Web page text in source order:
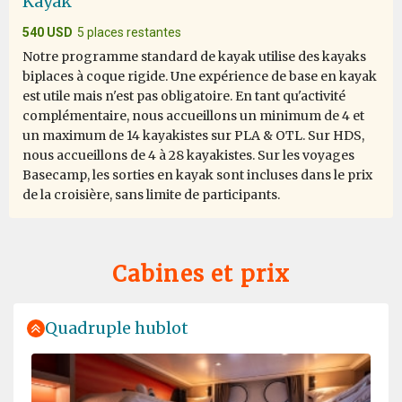
definitely the best in the business! My goal was to
witness a polar bear in the wild, and while I know
viewing wildlife can be hit or miss, the Oceanwide
Expedition team delivered us a once in a lifetime
experience, thanks to the skillful eyes and the team's
determination. How anyone could spot a polar bear in a
somewhat foggy ice packed landscape is beyond
anyone's imagination, but once spotted, the captain did
the impossible to make viewing the King of the Arctic a
reality. It was truly the highlight of the trip. Thank you
Oceanwide Expeditions!
Outstanding
par Mary Maguire L'Arctique
540 USD 5 places restantes
Notre programme standard de kayak utilise des kayaks
biplaces à coque rigide. Une expérience de base en kayak
est utile mais n'est pas obligatoire. En tant qu'activité
complémentaire, nous accueillons un minimum de 4 et
un maximum de 14 kayakistes sur PLA & OTL. Sur HDS,
nous accueillons de 4 à 28 kayakistes. Sur les voyages
Basecamp, les sorties en kayak sont incluses dans le prix
de la croisière, sans limite de participants.
Cabines et prix
Quadruple hublot